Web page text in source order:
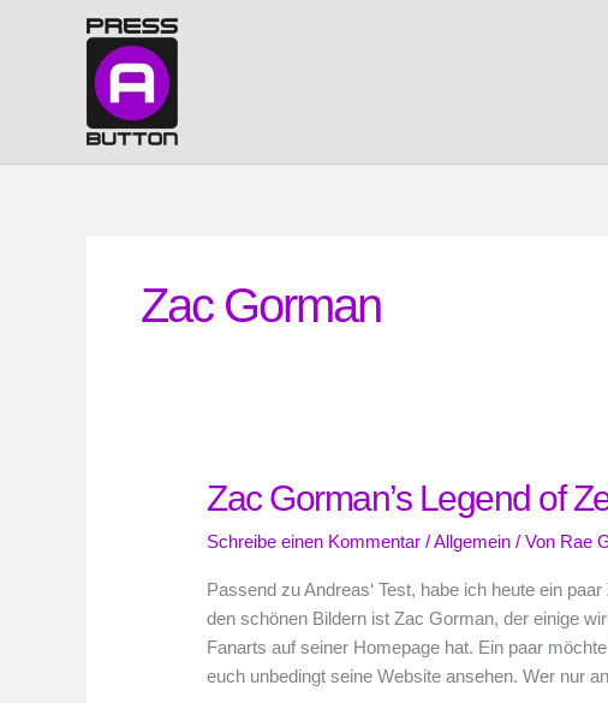
Zac Gorman
Zac Gorman’s Legend of
Schreibe einen Kommentar /Allgemein / Von Rae
Passend zu Andreas‘ Test, habe ich heute ein
den schönen Bildern ist Zac Gorman, der einige
Fanarts auf seiner Homepage hat. Ein paar
euch unbedingt seine Website ansehen. Wer nur